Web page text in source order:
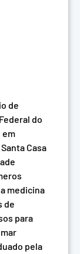
de
do
em
Casa
medicina
de
para
pela